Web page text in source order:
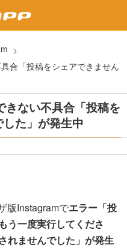
合「投稿をシェアできません
きない不具合「投稿を
た」が発生中
版Instagramでエラー「投
う一度実行してくださ
れませんでした」が発生